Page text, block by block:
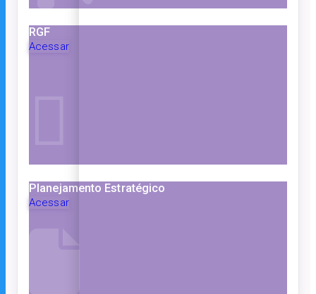
RGF
Acessar
Planejamento Estratégico
Acessar